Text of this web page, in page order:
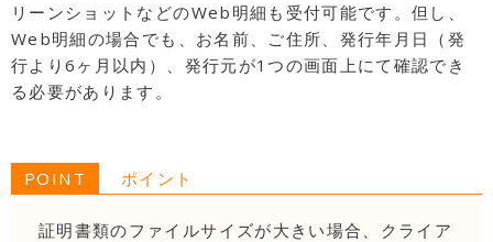
リーンショットなどのWeb明細も受付可能です。但し、
Web明細の場合でも、お名前、ご住所、発行年月日（発
行より6ヶ月以内）、発行元が1つの画面上にて確認でき
る必要があります。
POINT ポイント
証明書類のファイルサイズが大きい場合、クライア